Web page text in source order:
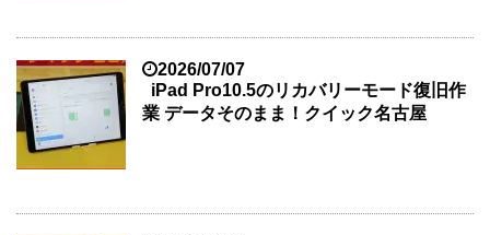
2026/07/07
iPad Pro10.5のリカバリーモード復旧作
業 データそのまま！クイック名古屋